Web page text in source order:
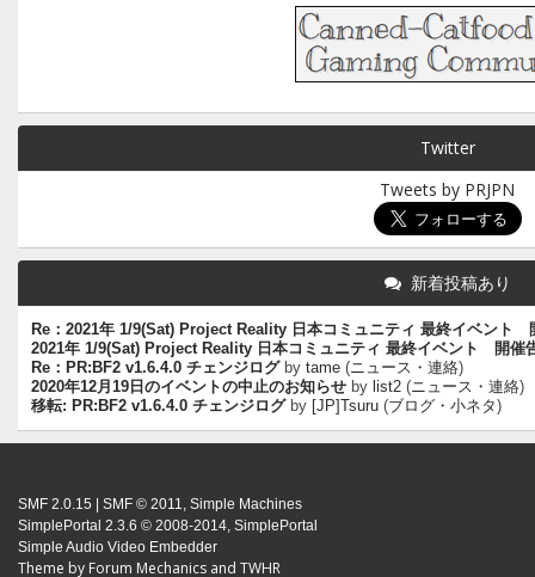
Twitter
Tweets by PRJPN
新着投稿あり
Re：2021年 1/9(Sat) Project Reality 日本コミュニティ 最終イベント
2021年 1/9(Sat) Project Reality 日本コミュニティ 最終イベント 開催
Re：PR:BF2 v1.6.4.0 チェンジログbytame (ニュース・連絡)
2020年12月19日のイベントの中止のお知らせ by list2 (ニュース・連絡)
移転: PR:BF2 v1.6.4.0 チェンジログby [JP]Tsuru (ブログ・小ネタ )
SMF 2.0.15 SMF © 2011, Simple Machines
SimplePortal 2.3.6 © 2008-2014, SimplePortal
Simple Audio Video Embedder
Theme by Forum Mechanics and TWHR